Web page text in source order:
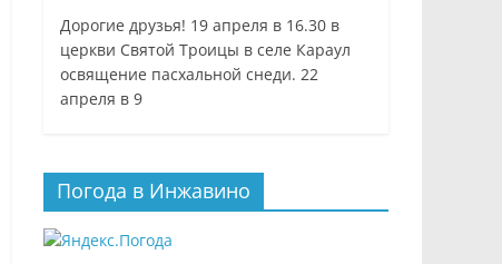
Дорогие друзья! 19 апреля в 16.30 в
церкви Святой Троицы в селе Караул
освящение пасхальной снеди. 22
апреля в 9
Погода в Инжавино